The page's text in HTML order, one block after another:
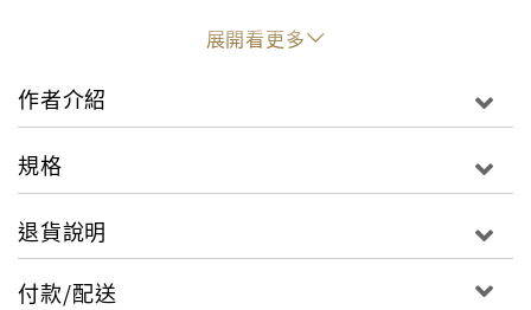
由於作者對於國內外相關研究史掌握得宜，因此行文時
隨處觀照以往的研究成果，利用新的材料修正、補充學
界舊說，也不時發掘被遺忘的舊說重新賦予其在學術史
上的地位。全書可謂內容樸實而屢有創獲，視角中肯又
展開看更多
作者介紹
規格
退貨說明
付款/配送